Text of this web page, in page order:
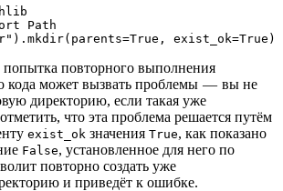
Path
exist_ok=True)
повторного выполнения
кода может вызвать проблемы — вы не
директорию, если такая уже
что эта проблема решается путём
exist_ok значения True, как показано
False, установленное для него по
повторно создать уже
и приведёт к ошибке.